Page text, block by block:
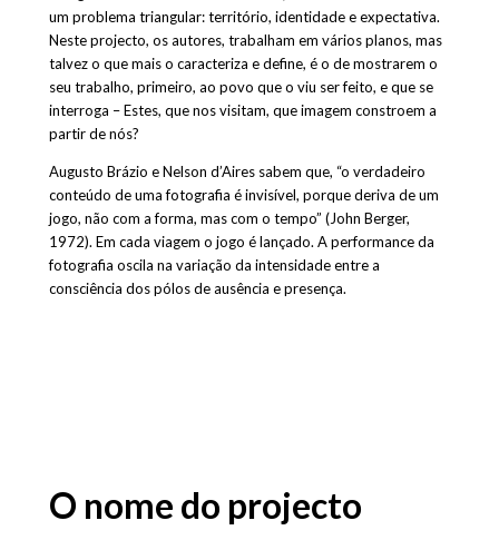
um problema triangular: território, identidade e expectativa.
Neste projecto, os autores, trabalham em vários planos, mas
talvez o que mais o caracteriza e define, é o de mostrarem o
seu trabalho, primeiro, ao povo que o viu ser feito, e que se
interroga – Estes, que nos visitam, que imagem constroem a
partir de nós?
Augusto Brázio e Nelson d’Aires sabem que, “o verdadeiro
conteúdo de uma fotografia é invisível, porque deriva de um
jogo, não com a forma, mas com o tempo” (John Berger,
1972). Em cada viagem o jogo é lançado. A performance da
fotografia oscila na variação da intensidade entre a
consciência dos pólos de ausência e presença.
O nome do projecto